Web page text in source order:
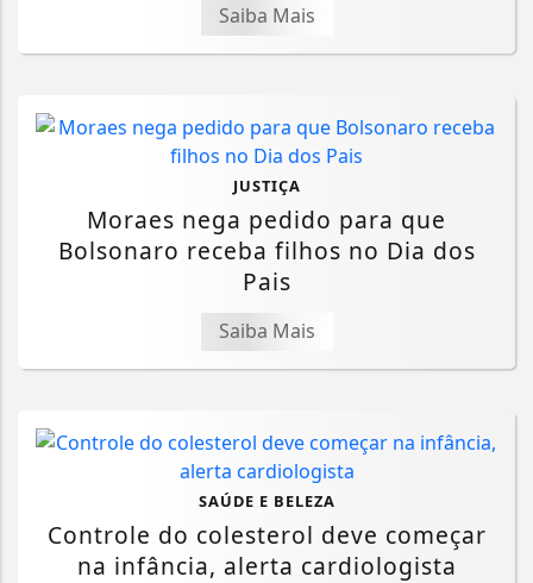
Saiba Mais
JUSTIÇA
Moraes nega pedido para que
Bolsonaro receba filhos no Dia dos
Pais
Saiba Mais
SAÚDE E BELEZA
Controle do colesterol deve começar
na infância, alerta cardiologista